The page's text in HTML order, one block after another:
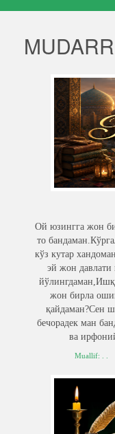
Ой юзингга жон
то
кўз кутар
эй жон
жон бирла
қайдаман?Сен
бечорадек ман
ва
Muallif: . .